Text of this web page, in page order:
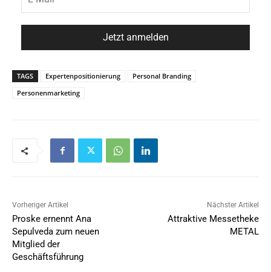
TAGS Expertenpositionierung
Personal Branding
Personenmarketing
Vorheriger Artikel
Proske ernennt Ana
Sepulveda zum neuen
Mitglied der
Geschäftsführung
Nächster Artikel
Attraktive Messetheke
METAL